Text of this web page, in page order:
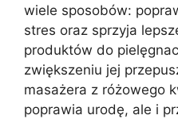
wiele sposobów:
stres oraz sprzyja
produktów do
zwiększeniu jej
masażera z różowego
poprawia urodę, ale i